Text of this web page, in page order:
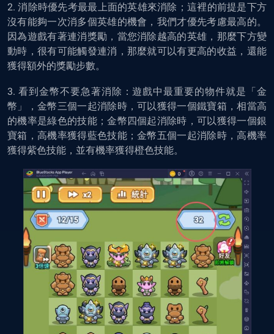
2. 消除時優先考最最上面的英雄來消除；這裡的前提是下方
沒有能夠一次消多個英雄的機會，我們才優先考慮最高的。
因為遊戲有著連消獎勵，當您消除越高的英雄，那麼下方變
動時，很有可能觸發連消，那麼就可以有更高的收益，還能
獲得額外的獎勵步數。
3. 看到金幣不要急著消除：遊戲中最重要的物件就是「金
幣」，金幣三個一起消除時，可以獲得一個鐵寶箱，相當高
的機率是綠色的技能；金幣四個起消除時，可以獲得一個銀
寶箱，高機率獲得藍色技能；金幣五個一起消除時，高機率
獲得紫色技能，並有機率獲得橙色技能。